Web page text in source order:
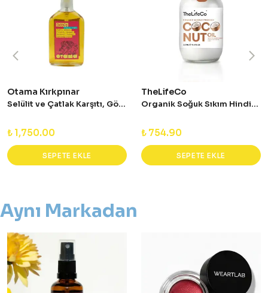
Otama Kırkpınar
Selülit ve Çatlak Karşıtı, Göbüş Vücut Yağı 200 ml
₺ 1,750.00
SEPETE EKLE
TheLifeCo
Organik Soğuk Sıkım Hindistan Cevizi Yağı 337ml
₺ 754.90
SEPETE EKLE
Aynı Markadan